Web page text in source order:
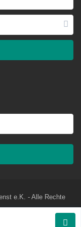
e.K. - Alle Rechte